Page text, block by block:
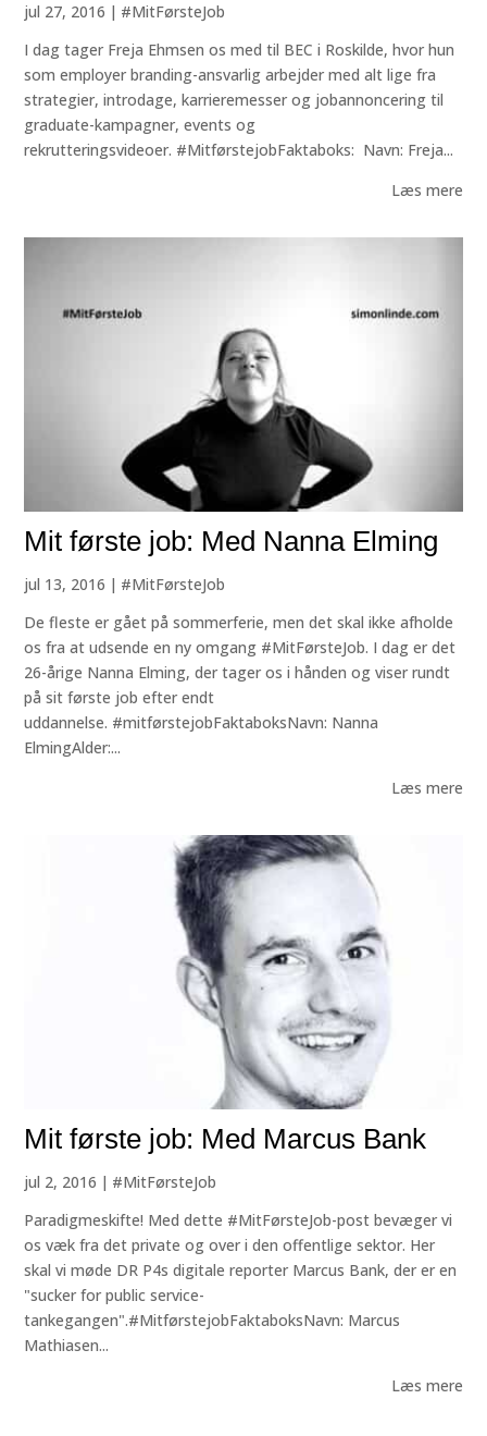
jul 27, 2016 | #MitFørsteJob
I dag tager Freja Ehmsen os med til BEC i Roskilde, hvor hun
som employer branding-ansvarlig arbejder med alt lige fra
strategier, introdage, karrieremesser og jobannoncering til
graduate-kampagner, events og
rekrutteringsvideoer. #MitførstejobFaktaboks: Navn: Freja...
Læs mere
Mit første job: Med Nanna Elming
jul 13, 2016 | #MitFørsteJob
De fleste er gået på sommerferie, men det skal ikke afholde
os fra at udsende en ny omgang #MitFørsteJob. I dag er det
26-årige Nanna Elming, der tager os i hånden og viser rundt
på sit første job efter endt
uddannelse. #mitførstejobFaktaboksNavn: Nanna
ElmingAlder:...
Læs mere
Mit første job: Med Marcus Bank
jul 2, 2016 | #MitFørsteJob
Paradigmeskifte! Med dette #MitFørsteJob-post bevæger vi
os væk fra det private og over i den offentlige sektor. Her
skal vi møde DR P4s digitale reporter Marcus Bank, der er en
"sucker for public service-
tankegangen".#MitførstejobFaktaboksNavn: Marcus
Mathiasen...
Læs mere